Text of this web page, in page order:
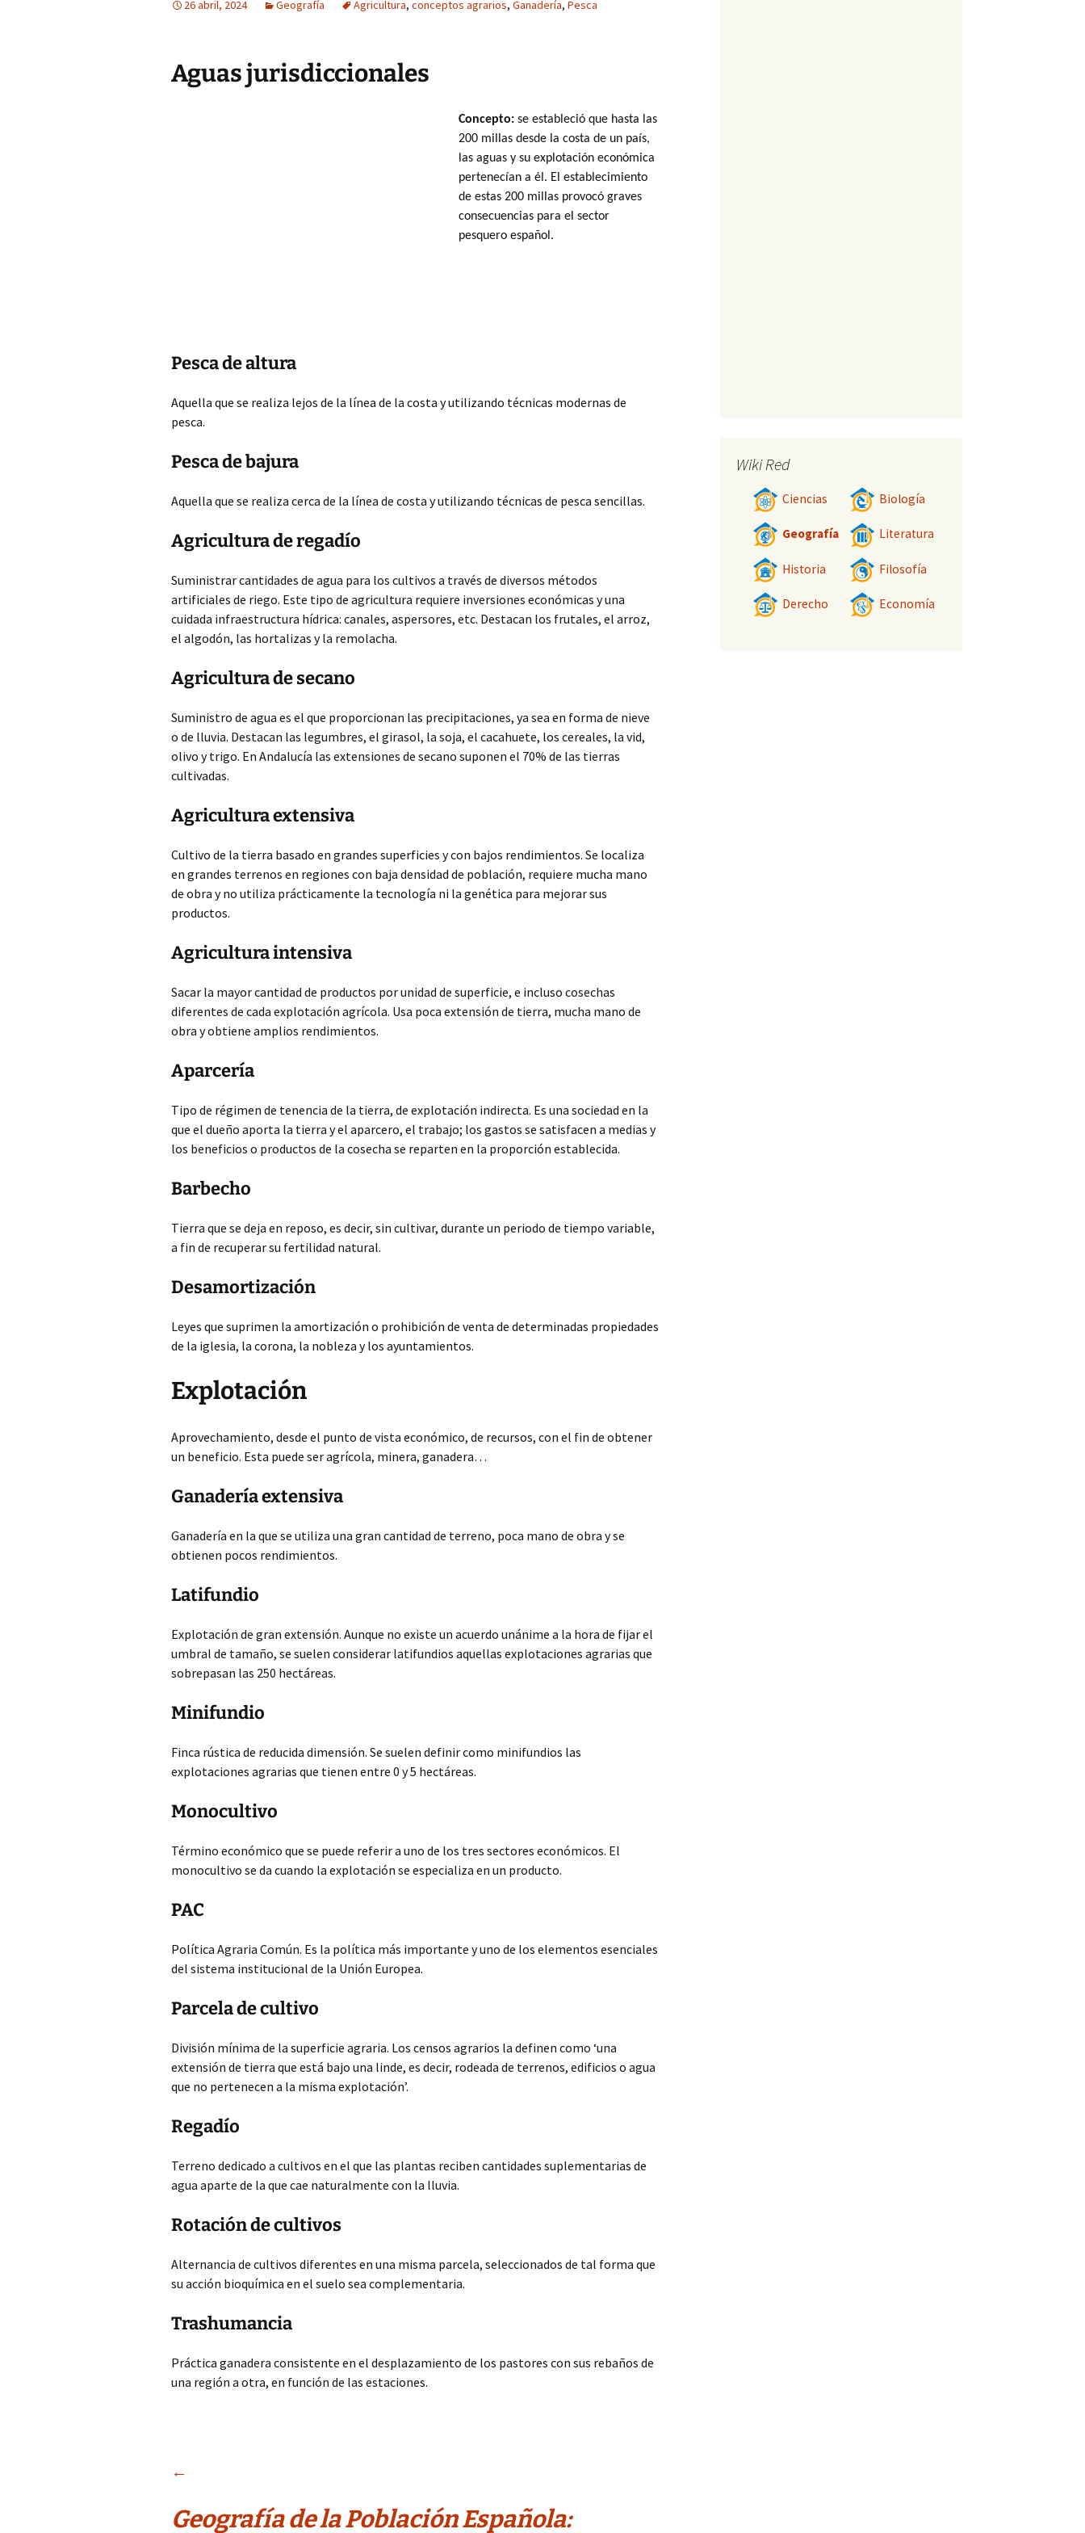
26 abril, 2024 Geografía Agricultura, conceptos agrarios, Ganadería, Pesca
Aguas jurisdiccionales
Concepto: se estableció que hasta las
200 millas desde la costa de un país,
las aguas y su explotación económica
pertenecían a él. El establecimiento
de estas 200 millas provocó graves
consecuencias para el sector
pesquero español.
Pesca de altura
Aquella que se realiza lejos de la línea de la costa y utilizando técnicas modernas de
pesca.
Pesca de bajura
Aquella que se realiza cerca de la línea de costa y utilizando técnicas de pesca sencillas.
Agricultura de regadío
Suministrarcantidades de agua para los cultivos a través de diversos métodos
artificiales de riego. Este tipo de agricultura requiere inversiones económicas y una
cuidada infraestructura hídrica: canales, aspersores, etc. Destacan los frutales, el arroz,
el algodón, las hortalizas y la remolacha.
Agricultura de secano
Suministro de agua es el que proporcionan las precipitaciones, ya sea en forma de nieve
o de lluvia. Destacan las legumbres, el girasol, la soja, el cacahuete, los cereales, la vid,
olivo y trigo. En Andalucía las extensiones de secano suponen el 70% de las tierras
cultivadas.
Agricultura extensiva
Cultivo de la tierra basado en grandes superficies y con bajos rendimientos. Se localiza
en grandes terrenos en regiones con baja densidad de población, requiere mucha mano
de obra y no utiliza prácticamente la tecnología ni la genética para mejorar sus
productos.
Agricultura intensiva
Sacar la mayor cantidad de productos por unidad de superficie, e incluso cosechas
diferentes de cada explotación agrícola. Usa poca extensión de tierra, mucha mano de
obra y obtiene amplios rendimientos.
Aparcería
Tipo de régimen de tenencia de la tierra, de explotación indirecta. Es una sociedad en la
que el dueño aporta la tierra y el aparcero, el trabajo; los gastos se satisfacen a medias y
los beneficios o productos de la cosecha se reparten en la proporción establecida.
Barbecho
Tierra que se deja en reposo, es decir, sin cultivar, durante un periodo de tiempo variable,
a fin de recuperar su fertilidad natural.
Desamortización
Leyes que suprimen la amortización o prohibición de venta de determinadas propiedades
de la iglesia, la corona, la nobleza y los ayuntamientos.
Explotación
Aprovechamiento, desde el punto de vista económico, de recursos, con el fin de obtener
un beneficio. Esta puede ser agrícola, minera, ganadera…
Ganadería extensiva
Ganadería en la que se utiliza una gran cantidad de terreno, poca mano de obra y se
obtienen pocos rendimientos.
Latifundio
Explotación de gran extensión. Aunque no existe un acuerdo unánime a la hora de fijar el
umbral de tamaño, se suelen considerar latifundios aquellas explotaciones agrarias que
sobrepasan las 250 hectáreas.
Minifundio
Finca rústica de reducida dimensión. Se suelen definir como minifundios las
explotaciones agrarias que tienen entre 0 y 5 hectáreas.
Monocultivo
Término económico que se puede referir a uno de los tres sectores económicos. El
monocultivo se da cuando la explotación se especializa en un producto.
PAC
Política Agraria Común. Es la política más importante y uno de los elementos esenciales
del sistema institucional de la Unión Europea.
Parcela de cultivo
División mínima de la superficie agraria. Los censos agrarios la definen como ‘una
extensión de tierra que está bajo una linde, es decir, rodeada de terrenos, edificios o agua
que no pertenecen a la misma explotación’.
Regadío
Terreno dedicado a cultivos en el que las plantas reciben cantidades suplementarias de
agua aparte de la que cae naturalmente con la lluvia.
Rotación de cultivos
Alternancia de cultivos diferentes en una misma parcela, seleccionados de tal forma que
su acción bioquímica en el suelo sea complementaria.
Trashumancia
Práctica ganadera consistente en el desplazamiento de los pastores con sus rebaños de
una región a otra, en función de las estaciones.
Navegación
←
Geografía de la Población Española:
Wiki Red
Ciencias Biología
Geografía Literatura
Historia Filosofía
Derecho Economía